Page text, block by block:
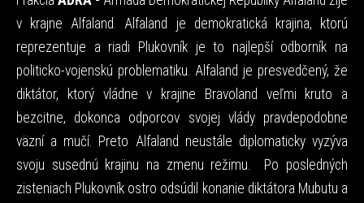
v krajne Alfaland. Alfaland je demokratická krajina, ktorú
reprezentuje a riadi Plukovník je to najlepší odborník na
politicko-vojenskú problematiku. Alfaland je presvedčený, že
diktátor, ktorý vládne v krajine Bravoland veľmi kruto a
bezcitne, dokonca odporcov svojej vlády pravdepodobne
väzní a mučí. Preto Alfaland neustále diplomaticky vyzýva
svoju susednú krajinu na zmenu režimu. Po posledných
zisteniach Plukovník ostro odsúdil konanie diktátora Mubutu a